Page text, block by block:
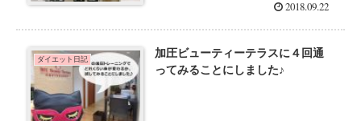
2018.09.22
ダイエット日記
加圧ビューティーテラスに４回通
ってみることにしました♪